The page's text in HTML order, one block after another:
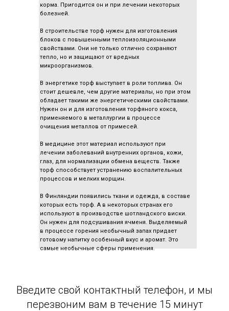
корма. Пригодится он и при лечении некоторых
болезней.
В строительстве торф нужен для изготовления
блоков с повышенными теплоизоляционными
свойствами. Они не только отлично сохраняют
тепло, но и защищают от вредных
микроорганизмов.
В энергетике торф выступает в роли топлива. Он
стоит дешевле, чем другие материалы, но при этом
обладает такими же энергетическими свойствами.
Нужен он и для изготовления торфяного кокса,
применяемого в металлургии в процессе
очищения металлов от примесей.
В медицине этот материал используют при
лечении заболеваний внутренних органов, кожи,
глаз, для нормализации обмена веществ. Также
торф способствует устранению воспалительных
процессов и мелких морщин.
В Финляндии появились ткани и одежда, в составе
которых есть торф. А в некоторых странах его
используют в производстве шотландского виски.
Он нужен для подсушивания ячменя. Выделяемый
в процессе горения необычный запах придает
готовому напитку особенный вкус и аромат. Это
самые необычные сферы применения.
применяется сразу в нескольких сферах.
заказа
Введите свой контактный телефон, и мы
перезвоним вам в течение 15 минут